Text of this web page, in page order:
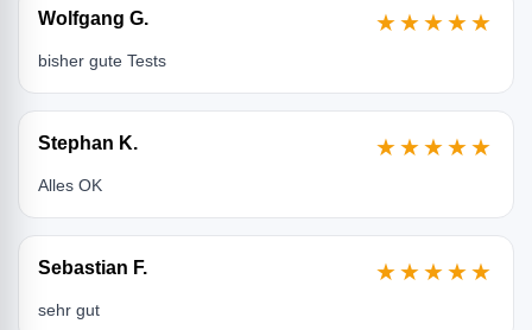
Wolfgang G. ★★★★★
bisher gute Tests
Stephan K. ★★★★★
Alles OK
Sebastian F. ★★★★★
sehr gut